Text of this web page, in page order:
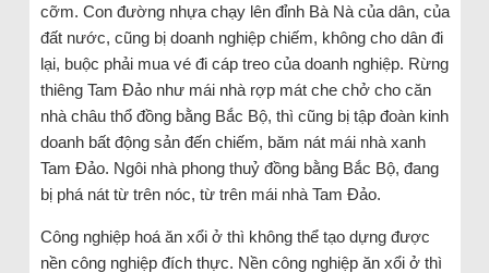
cỡm. Con đường nhựa chạy lên đỉnh Bà Nà của dân, của
đất nước, cũng bị doanh nghiệp chiếm, không cho dân đi
lại, buộc phải mua vé đi cáp treo của doanh nghiệp. Rừng
thiêng Tam Đảo như mái nhà rợp mát che chở cho căn
nhà châu thổ đồng bằng Bắc Bộ, thì cũng bị tập đoàn kinh
doanh bất động sản đến chiếm, băm nát mái nhà xanh
Tam Đảo. Ngôi nhà phong thuỷ đồng bằng Bắc Bộ, đang
bị phá nát từ trên nóc, từ trên mái nhà Tam Đảo.
Công nghiệp hoá ăn xổi ở thì không thể tạo dựng được
nền công nghiệp đích thực. Nền công nghiệp ăn xổi ở thì